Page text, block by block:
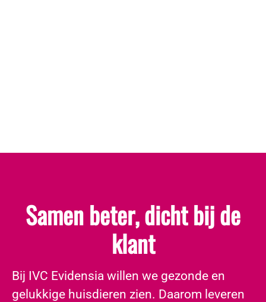
Samen beter, dicht bij de
klant
​Bij IVC Evidensia willen we gezonde en
gelukkige huisdieren zien. Daarom leveren